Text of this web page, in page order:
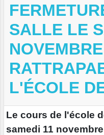
SALLE LE
L'ÉCOLE
Le cours de l'école
samedi 11